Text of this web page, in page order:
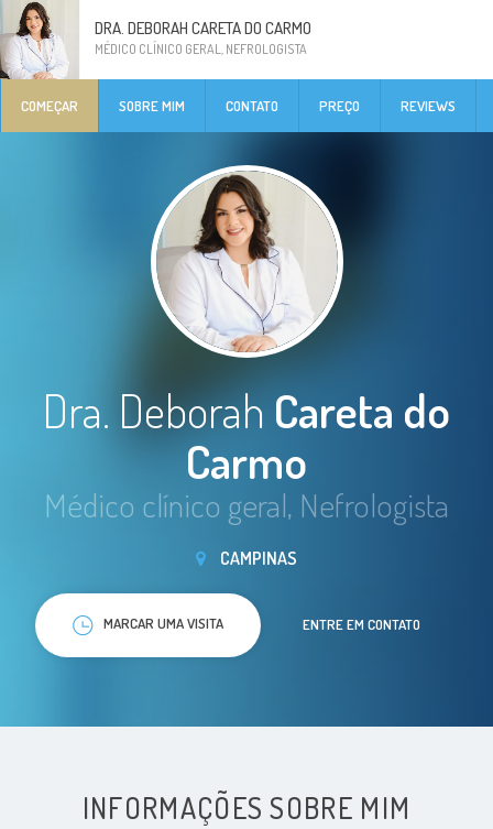
DRA. DEBORAH CARETA DO CARMO
MÉDICO CLÍNICO GERAL, NEFROLOGISTA
COMEÇAR SOBRE MIM CONTATO PREÇO REVIEWS
Dra. Deborah Careta do
Carmo
Médico clínico geral, Nefrologista
CAMPINAS
MARCAR UMA VISITA ENTRE EM CONTATO
INFORMAÇÕES SOBRE MIM